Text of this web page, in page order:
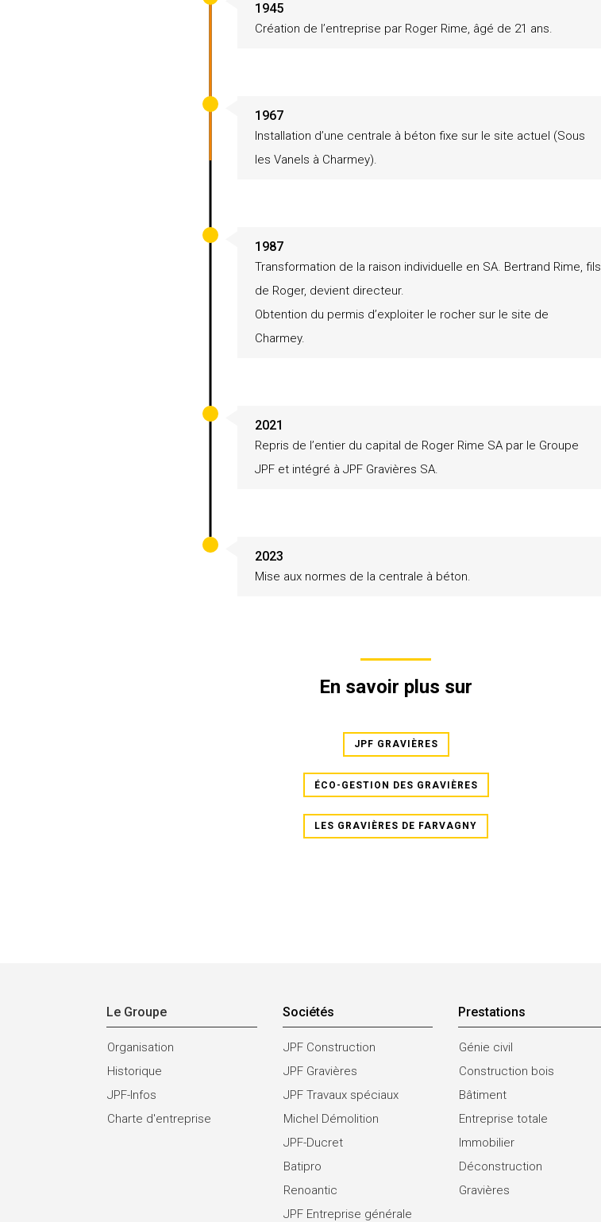
1945
Création de l’entreprise par Roger Rime, âgé de 21 ans.
1967
Installation d’une centrale à béton fixe sur le site actuel (Sous
les Vanels à Charmey).
1987
Transformation de la raison individuelle en SA. Bertrand Rime, fils
de Roger, devient directeur.
Obtention du permis d’exploiter le rocher sur le site de
Charmey.
2021
Repris de l’entier du capital de Roger Rime SA par le Groupe
JPF et intégré à JPF Gravières SA.
2023
Mise aux normes de la centrale à béton.
En savoir plus sur
JPF GRAVIÈRES
ÉCO-GESTION DES GRAVIÈRES
LES GRAVIÈRES DE FARVAGNY
Le Groupe
Organisation
Historique
JPF-Infos
Charte d'entreprise
Sociétés
JPF Construction
JPF Gravières
JPF Travaux spéciaux
Michel Démolition
JPF-Ducret
Batipro
Renoantic
JPF Entreprise générale
Prestations
Génie civil
Construction bois
Bâtiment
Entreprise totale
Immobilier
Déconstruction
Gravières